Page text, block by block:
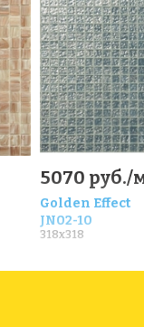
5070 руб./
Golden Effect
JN02-10
318x318